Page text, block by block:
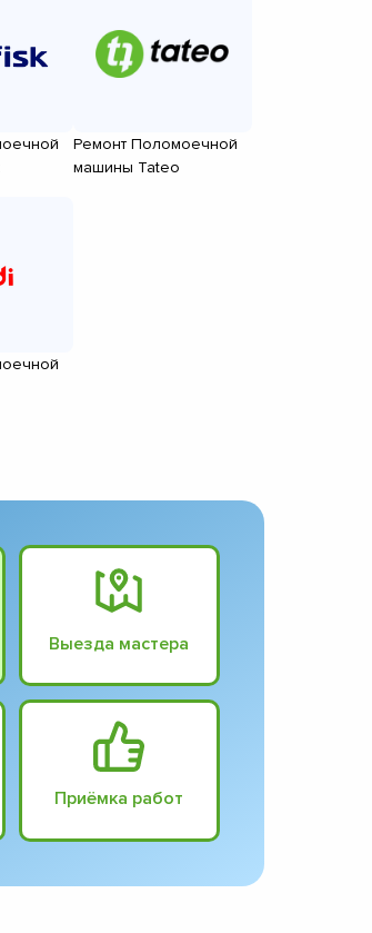
Ремонт Поломоечной
машины Tateo
Выезда мастера
Приёмка работ